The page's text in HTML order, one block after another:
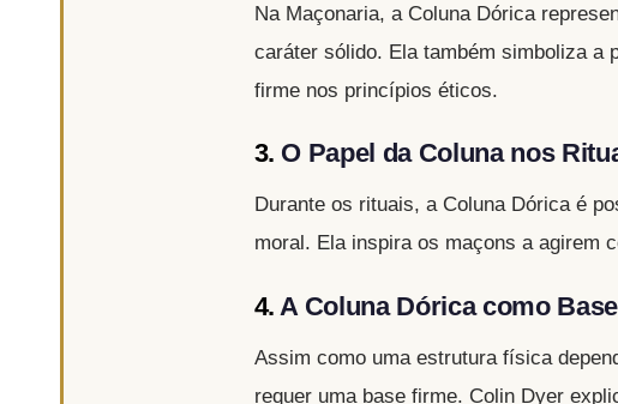
Na Maçonaria, a Coluna Dórica
caráter sólido. Ela também simboliza a
firme nos princípios éticos.
3. O Papel da Coluna nos
Durante os rituais, a Coluna Dórica é
moral. Ela inspira os maçons a agirem
4. A Coluna Dórica como
Assim como uma estrutura física
requer uma base firme. Colin Dyer